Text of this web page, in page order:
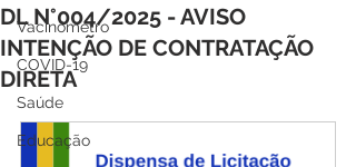
Vacinômetro
COVID-19
Saúde
Educação
DL N°004/2025 - AVISO
INTENÇÃO DE CONTRATAÇÃO
DIRETA